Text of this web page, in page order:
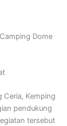
Dome
Ceria, Kemping
pendukung
tersebut